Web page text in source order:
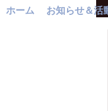
ホーム お知らせ＆活